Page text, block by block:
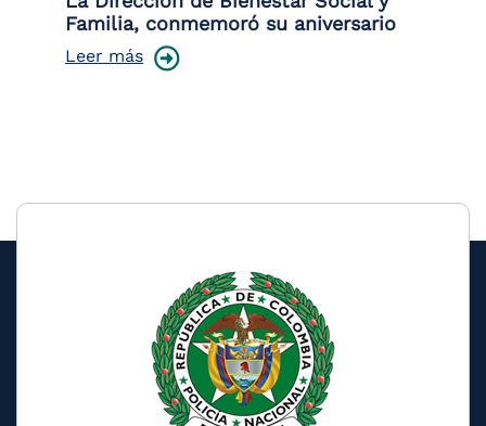
Familia, conmemoró su aniversario
Leer más